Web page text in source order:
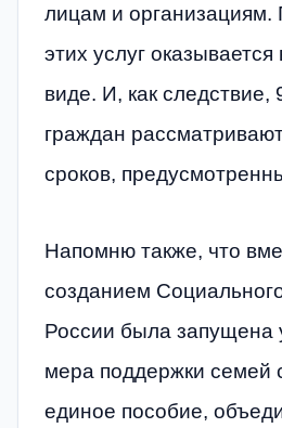
лицам и организациям.
этих услуг
виде. И, как следствие,
граждан
сроков,
Напомню также, что
созданием
России была запущена
мера поддержки семей
единое пособие,